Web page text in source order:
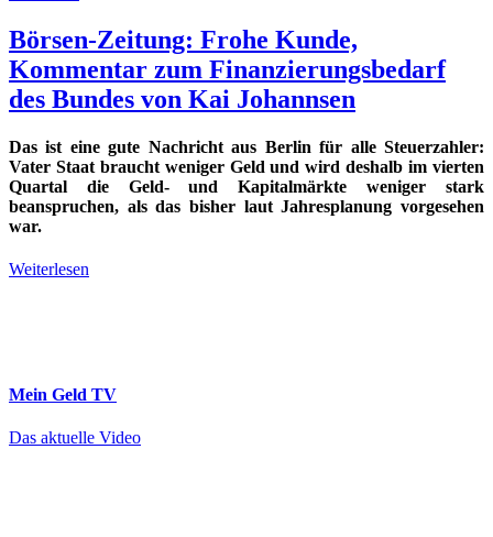
Börsen-Zeitung: Frohe Kunde,
Kommentar zum Finanzierungsbedarf
des Bundes von Kai Johannsen
Das ist eine gute Nachricht aus Berlin für alle Steuerzahler:
Vater Staat braucht weniger Geld und wird deshalb im vierten
Quartal die Geld- und Kapitalmärkte weniger stark
beanspruchen, als das bisher laut Jahresplanung vorgesehen
war.
Weiterlesen
Mein Geld TV
Das aktuelle Video